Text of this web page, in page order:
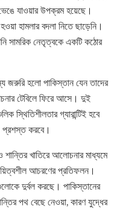
যাওয়ার উপক্রম হয়েছে।
হামলার বদলা নিতে ছাড়েনি।
সামরিক নেতৃত্বকে একটি কঠোর
জরুরি হলো পাকিস্তান যেন তাদের
টেবিলে ফিরে আসে। দুই
স্থিতিশীলতার গ্যারান্টিই হবে
প্রশস্ত করবে।
খাতিরে আলোচনার মাধ্যমে
আচরণের প্রতিফলন।
দুর্বল করছে। পাকিস্তানের
পথ বেছে নেওয়া, কারণ যুদ্ধের